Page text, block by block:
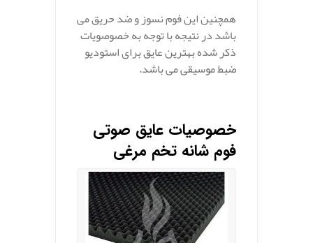
همچنین این فوم نسوز و ضد حریق می
باشد در نتیجه با توجه به خصوصویات
ذکر شده بهترین عایق برای استودیو
ضبط موسیقی می باشد.
خصوصیات عایق صوتی
فوم شانه تخم مرغی